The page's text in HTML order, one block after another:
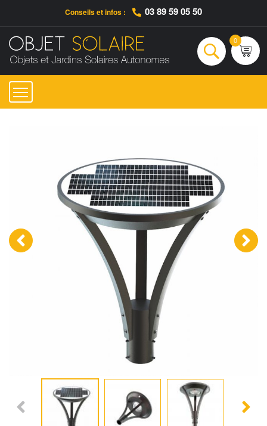
Conseils et infos : 03 89 59 05 50
Rechercher
0
‹ ›